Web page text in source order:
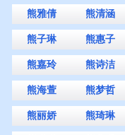
熊雅倩 熊清涵
熊子琳 熊惠子
熊嘉玲 熊诗洁
熊海萱 熊梦哲
熊丽娇 熊琦琳